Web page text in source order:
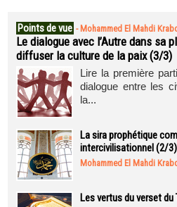
Points de vue - Mohammed El Mahdi
Le dialogue avec l’Autre dans sa
diffuser la culture de la paix (3/3)
Lire la première
dialogue entre les
la...
La sira prophétique
intercivilisationnel (2/3)
Mohammed El Mahdi
Les vertus du verset